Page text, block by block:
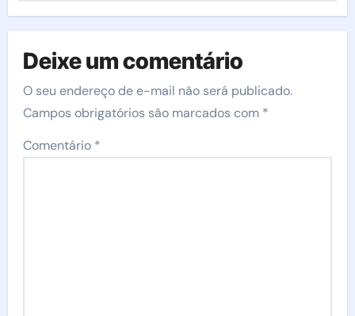
Deixe um comentário
O seu endereço de e-mail não será publicado.
Campos obrigatórios são marcados com *
Comentário *